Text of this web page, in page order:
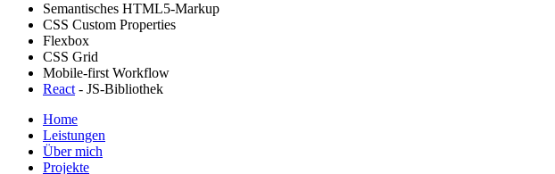
Semantisches HTML5-Markup
CSS Custom Properties
Flexbox
CSS Grid
Mobile-first Workflow
React- JS-Bibliothek
Home
Leistungen
Über mich
Projekte